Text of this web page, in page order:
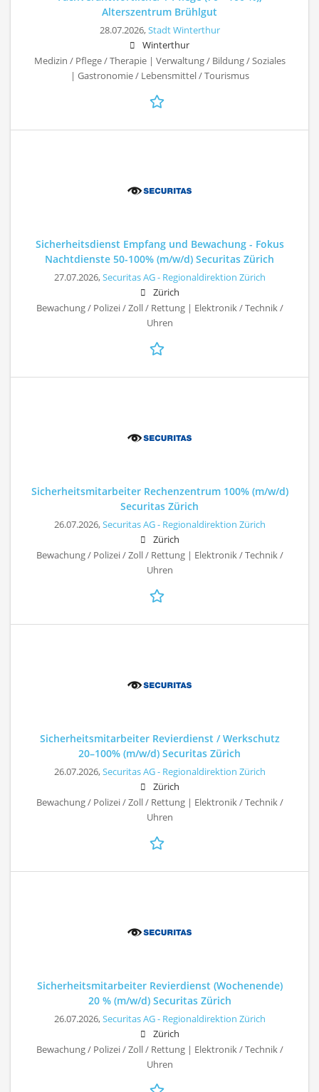
Alterszentrum Brühlgut
28.07.2026,Stadt Winterthur
Winterthur
Medizin / Pflege / Therapie | Verwaltung / Bildung / Soziales
| Gastronomie / Lebensmittel / Tourismus
Sicherheitsdienst Empfang und Bewachung - Fokus
Nachtdienste 50-100% (m/w/d) Securitas Zürich
27.07.2026,Securitas AG - Regionaldirektion Zürich
Zürich
Bewachung / Polizei / Zoll / Rettung | Elektronik / Technik /
Uhren
Sicherheitsmitarbeiter Rechenzentrum 100% (m/w/d)
Securitas Zürich
26.07.2026,Securitas AG - Regionaldirektion Zürich
Zürich
Bewachung / Polizei / Zoll / Rettung | Elektronik / Technik /
Uhren
Sicherheitsmitarbeiter Revierdienst / Werkschutz
20–100% (m/w/d) Securitas Zürich
26.07.2026,Securitas AG - Regionaldirektion Zürich
Zürich
Bewachung / Polizei / Zoll / Rettung | Elektronik / Technik /
Uhren
Sicherheitsmitarbeiter Revierdienst (Wochenende)
20 % (m/w/d) Securitas Zürich
26.07.2026,Securitas AG - Regionaldirektion Zürich
Zürich
Bewachung / Polizei / Zoll / Rettung | Elektronik / Technik /
Uhren